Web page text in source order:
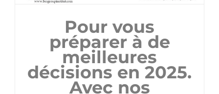
Pour vous
préparer à de
meilleures
décisions en 2025.
Avec nos